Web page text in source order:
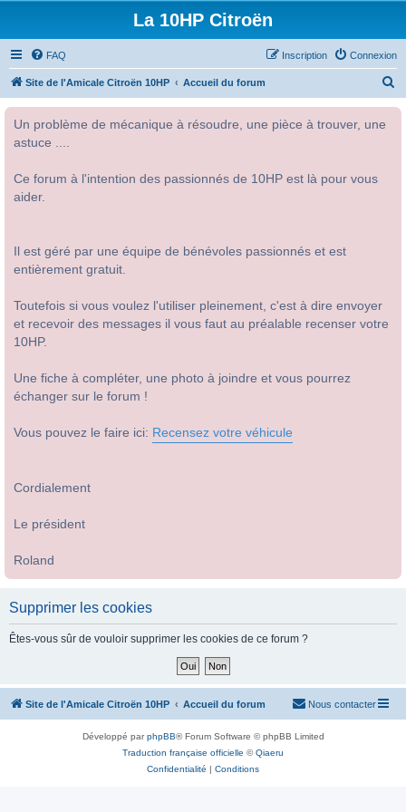
La 10HP Citroën
FAQ Connexion
Inscription
Site de l'Amicale Citroën 10HP Accueil du forum
Un problème de mécanique à résoudre, une pièce à trouver, une
astuce ....
Ce forum à l'intention des passionnés de 10HP est là pour vous
aider.
Il est géré par une équipe de bénévoles passionnés et est
entièrement gratuit.
Toutefois si vous voulez l'utiliser pleinement, c'est à dire envoyer
et recevoir des messages il vous faut au préalable recenser votre
10HP.
Une fiche à compléter, une photo à joindre et vous pourrez
échanger sur le forum !
Vous pouvez le faire ici: Recensez votre véhicule
Cordialement
Le président
Roland
Supprimer les cookies
Êtes-vous sûr de vouloir supprimer les cookies de ce forum ?
Site de l'Amicale Citroën 10HP Accueil du forum Nous contacter
Développé parphpBB® Forum Software © phpBB Limited
Traduction française officielle ©Qiaeru
Confidentialité | Conditions